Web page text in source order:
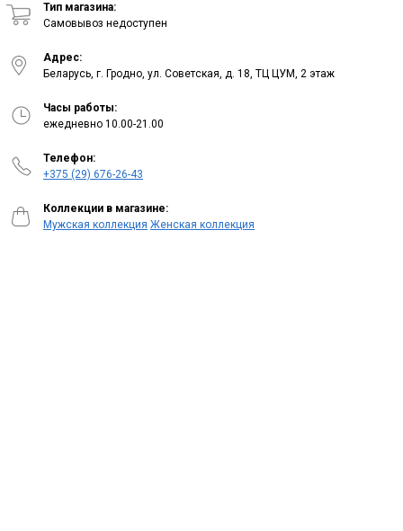
Тип магазина:
Самовывоз недоступен
Адрес:
Беларусь, г. Гродно, ул. Советская, д. 18, ТЦ ЦУМ, 2 этаж
Часы работы:
ежедневно 10.00-21.00
Телефон:
+375 (29) 676-26-43
Коллекции в магазине:
Мужская коллекция Женская коллекция